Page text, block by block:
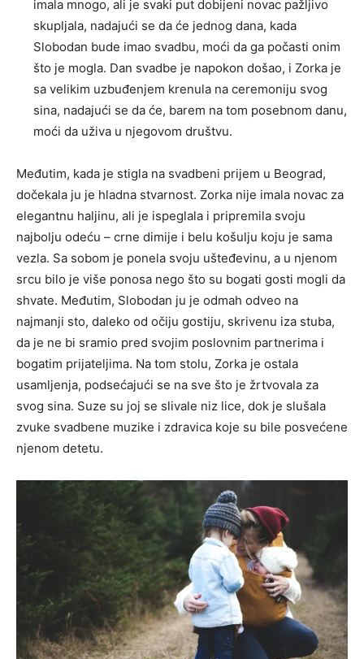
imala mnogo, ali je svaki put dobijeni novac pažljivo
skupljala, nadajući se da će jednog dana, kada
Slobodan bude imao svadbu, moći da ga počasti onim
što je mogla. Dan svadbe je napokon došao, i Zorka je
sa velikim uzbuđenjem krenula na ceremoniju svog
sina, nadajući se da će, barem na tom posebnom danu,
moći da uživa u njegovom društvu.
Međutim, kada je stigla na svadbeni prijem u Beograd,
dočekala ju je hladna stvarnost. Zorka nije imala novac za
elegantnu haljinu, ali je ispeglala i pripremila svoju
najbolju odeću – crne dimije i belu košulju koju je sama
vezla. Sa sobom je ponela svoju ušteđevinu, a u njenom
srcu bilo je više ponosa nego što su bogati gosti mogli da
shvate. Međutim, Slobodan ju je odmah odveo na
najmanji sto, daleko od očiju gostiju, skrivenu iza stuba,
da je ne bi sramio pred svojim poslovnim partnerima i
bogatim prijateljima. Na tom stolu, Zorka je ostala
usamljenja, podsećajući se na sve što je žrtvovala za
svog sina. Suze su joj se slivale niz lice, dok je slušala
zvuke svadbene muzike i zdravica koje su bile posvećene
njenom detetu.